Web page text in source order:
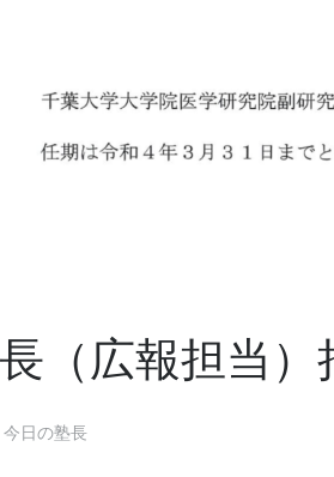
（広報担当）
今日の塾長